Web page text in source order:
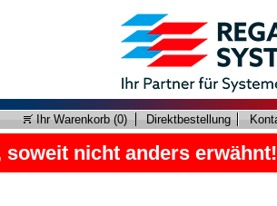
Ihr Warenkorb (0) Direktbestellung
nicht anders erwähnt!